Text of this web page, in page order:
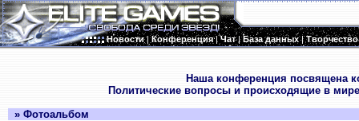
Новости|Конференция|Чат|База данных|Творчество
Наша конференция посвящена
Политические вопросы и происходящие в
» Фотоальбом